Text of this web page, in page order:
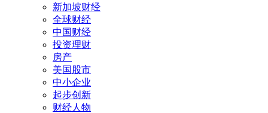
新加坡财经
全球财经
中国财经
投资理财
房产
美国股市
中小企业
起步创新
财经人物